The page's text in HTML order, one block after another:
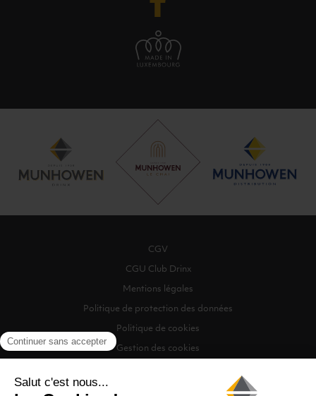
CGV
CGU Club Drinx
Mentions légales
Politique de protection des données
Politique de cookies
Gestion des cookies